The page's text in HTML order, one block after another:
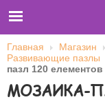
Главная
Футболки
Главная Магазин
Развивающие пазлы
пазл 120 елементов
МОЗАИКА-